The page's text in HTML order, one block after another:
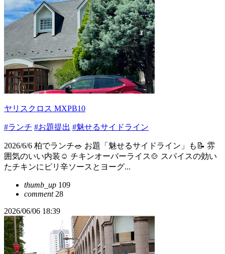
ヤリスクロス MXPB10
#ランチ #お題提出 #魅せるサイドライン
2026/6/6 柏でランチ🥗 お題「魅せるサイドライン」も📝 雰
囲気のいい内装☺️ チキンオーバーライス🍲 スパイスの効い
たチキンにピリ辛ソースとヨーグ...
thumb_up 109
comment28
2026/06/06 18:39